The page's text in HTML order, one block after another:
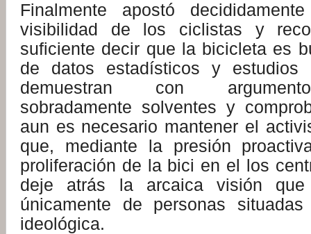
Finalmente apostó
visibilidad de los ciclistas y
suficiente decir que la bicicleta es
de datos estadísticos y estudios
demuestran con
sobradamente solventes y
aun es necesario mantener el
que, mediante la presión
proliferación de la bici en el los
deje atrás la arcaica visión
únicamente de personas
ideológica.